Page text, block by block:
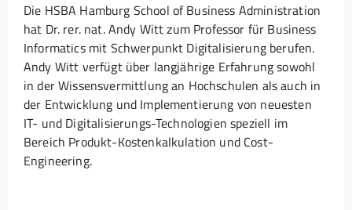
Die HSBA Hamburg School of Business Administration
hat Dr. rer. nat. Andy Witt zum Professor für Business
Informatics mit Schwerpunkt Digitalisierung berufen.
Andy Witt verfügt über langjährige Erfahrung sowohl
in der Wissensvermittlung an Hochschulen als auch in
der Entwicklung und Implementierung von neuesten
IT- und Digitalisierungs-Technologien speziell im
Bereich Produkt-Kostenkalkulation und Cost-
Engineering.